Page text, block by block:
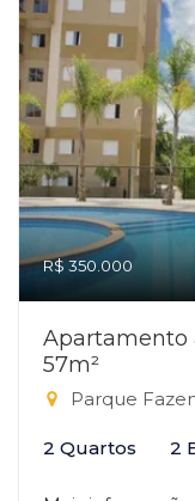
R$ 350.000
Apartamento
57m²
Parque
2 Quartos 2